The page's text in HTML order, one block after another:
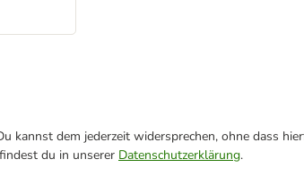
dem jederzeit widersprechen, ohne dass
du in unserer Datenschutzerklärung.